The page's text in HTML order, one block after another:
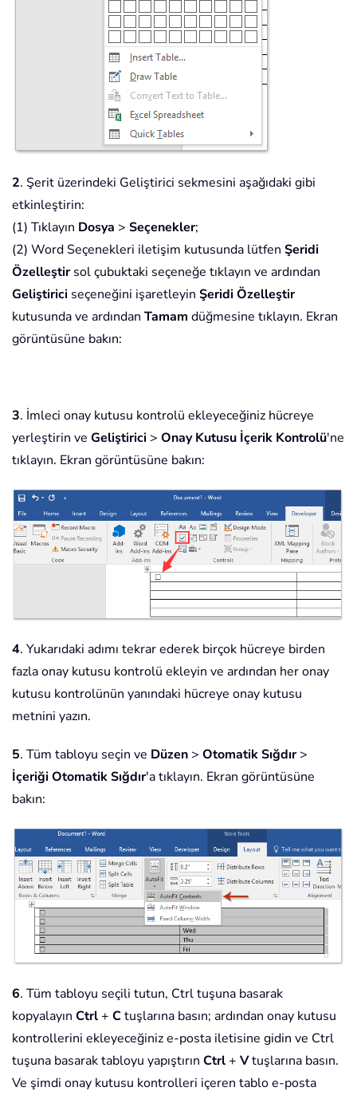
2. Şerit üzerindeki Geliştirici sekmesini aşağıdaki gibi
etkinleştirin:
(1) Tıklayın Dosya > Seçenekler;
(2) Word Seçenekleri iletişim kutusunda lütfen Şeridi
Özelleştirsol çubuktaki seçeneğe tıklayın ve ardından
Geliştirici seçeneğini işaretleyin Şeridi Özelleştir
kutusunda ve ardından Tamam düğmesine tıklayın. Ekran
görüntüsüne bakın:
3. İmleci onay kutusu kontrolü ekleyeceğiniz hücreye
yerleştirin ve Geliştirici > Onay Kutusu İçerik Kontrolü'ne
tıklayın. Ekran görüntüsüne bakın:
4. Yukarıdaki adımı tekrar ederek birçok hücreye birden
fazla onay kutusu kontrolü ekleyin ve ardından her onay
kutusu kontrolünün yanındaki hücreye onay kutusu
metnini yazın.
5. Tüm tabloyu seçin ve Düzen > Otomatik Sığdır>
İçeriği Otomatik Sığdır'a tıklayın. Ekran görüntüsüne
bakın:
6. Tüm tabloyu seçili tutun, Ctrl tuşuna basarak
kopyalayın Ctrl+ Ctuşlarına basın; ardından onay kutusu
kontrollerini ekleyeceğiniz e-posta iletisine gidin ve Ctrl
tuşuna basarak tabloyu yapıştırın Ctrl+ Vtuşlarına basın.
Ve şimdi onay kutusu kontrolleri içeren tablo e-posta